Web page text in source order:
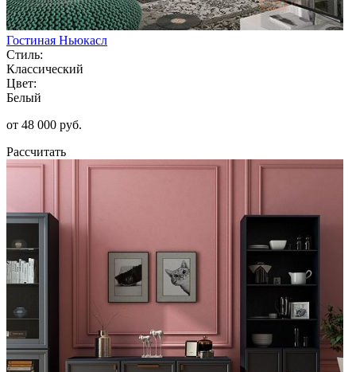
Гостиная Ньюкасл
Стиль:
Классический
Цвет:
Белый
от 48 000 руб.
Рассчитать